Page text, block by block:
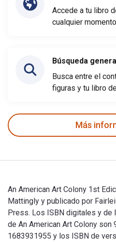
Accede a tu libro
cualquier
Búsqueda
Busca entre el
figuras y tu libro
Más
An American Art Colony 1st
Mattingly y publicado por
Press. Los ISBN digitales y
de An American Art Colony son
1683931955 y los ISBN de